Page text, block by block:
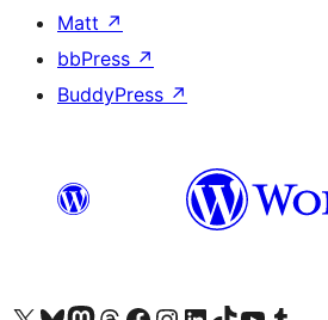
Matt ↗
bbPress ↗
BuddyPress ↗